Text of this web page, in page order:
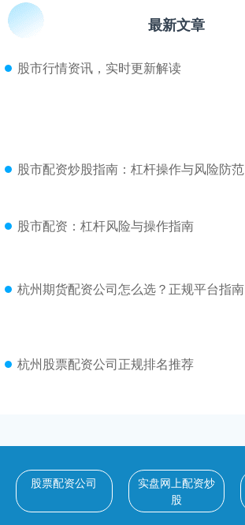
最新文章
股市行情资讯，实时更新解读
股市配资炒股指南：杠杆操作与风险防范
股市配资：杠杆风险与操作指南
杭州期货配资公司怎么选？正规平台指南
杭州股票配资公司正规排名推荐
股票配资公司
实盘网上配资炒
股